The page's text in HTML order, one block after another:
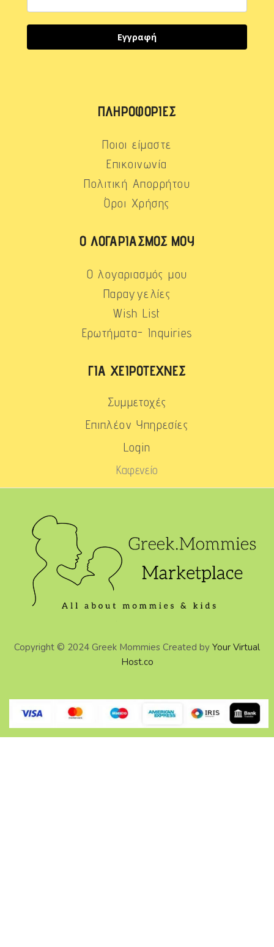
Εγγραφή
ΠΛΗΡΟΦΟΡΊΕΣ
Ποιοι είμαστε
Επικοινωνία
Πολιτική Απορρήτου
Όροι Χρήσης
Ο ΛΟΓΑΡΙΑΣΜΌΣ ΜΟΥ
Ο λογαριασμός μου
Παραγγελίες
Wish List
Ερωτήματα- Inquiries
ΓΙΑ ΧΕΙΡΟΤΈΧΝΕΣ
Συμμετοχές
Επιπλέον Υπηρεσίες
Login
Καφενείο
Copyright © 2024 Greek Mommies Created by Your Virtual
Host.co